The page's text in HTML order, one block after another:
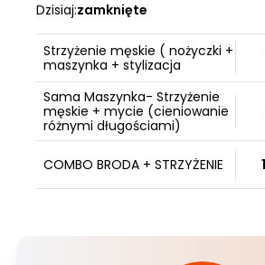
Dzisiaj:zamknięte
Strzyżenie męskie ( nożyczki +
maszynka + stylizacja
Sama Maszynka- Strzyżenie
męskie + mycie (cieniowanie
różnymi długościami)
COMBO BRODA + STRZYŻENIE